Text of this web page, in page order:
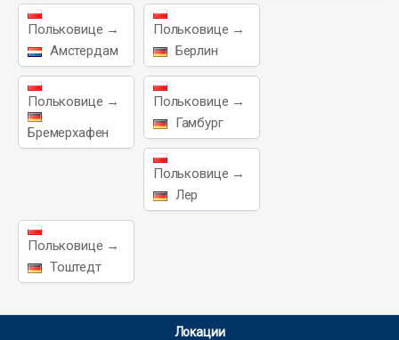
Польковице →
Амстердам
Польковице →
Берлин
Польковице →
Бремерхафен
Польковице →
Гамбург
Польковице →
Лер
Польковице →
Тоштедт
Локации